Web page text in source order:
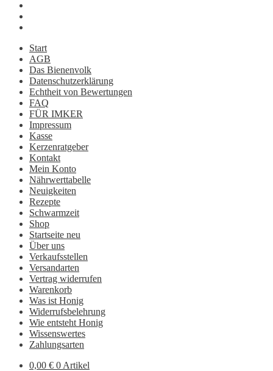
Start
AGB
Das Bienenvolk
Datenschutzerklärung
Echtheit von Bewertungen
FAQ
FÜR IMKER
Impressum
Kasse
Kerzenratgeber
Kontakt
Mein Konto
Nährwerttabelle
Neuigkeiten
Rezepte
Schwarmzeit
Shop
Startseite neu
Über uns
Verkaufsstellen
Versandarten
Vertrag widerrufen
Warenkorb
Was ist Honig
Widerrufsbelehrung
Wie entsteht Honig
Wissenswertes
Zahlungsarten
0,00 € 0 Artikel